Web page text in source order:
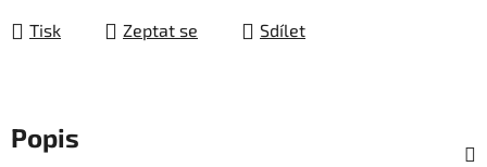
Tisk Zeptat se Sdílet
Popis